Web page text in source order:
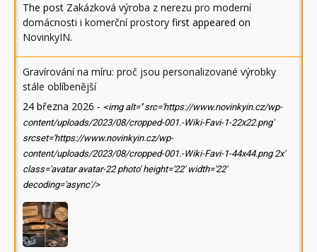
The post Zakázková výroba z nerezu pro moderní
domácnosti i komerční prostory first appeared on
NovinkyIN.
Gravírování na míru: proč jsou personalizované výrobky
stále oblíbenější
24 března 2026 - <img alt='' src='https://www.novinkyin.cz/wp-
content/uploads/2023/08/cropped-001.-Wiki-Favi-1-22x22.png'
srcset='https://www.novinkyin.cz/wp-
content/uploads/2023/08/cropped-001.-Wiki-Favi-1-44x44.png 2x'
class='avatar avatar-22 photo' height='22' width='22'
decoding='async'/>